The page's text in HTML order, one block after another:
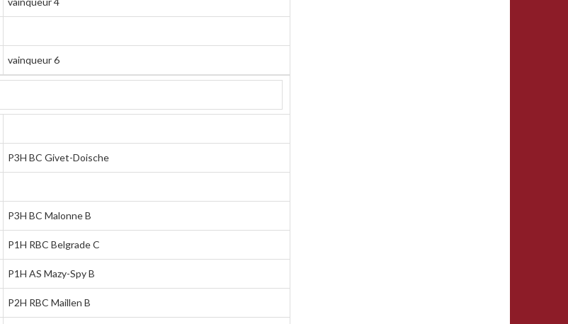
vainqueur 6
P3H BC Givet-Doische
P3H BC Malonne B
P1H RBC Belgrade C
P1H AS Mazy-Spy B
P2H RBC Maillen B